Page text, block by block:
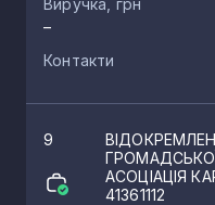
–
Контакти
9
ГРОМАДСЬКОЇ
АСОЦІАЦІЯ
41361112